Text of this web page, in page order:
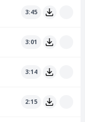
3:45
3:01
3:14
2:15